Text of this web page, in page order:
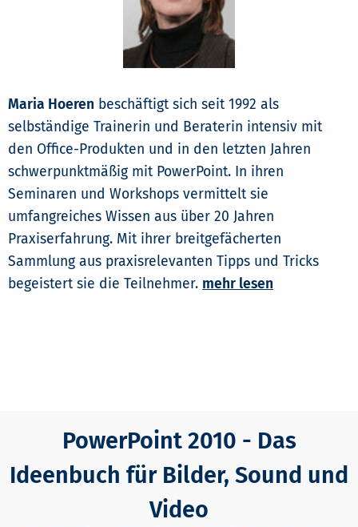
Maria Hoeren beschäftigt sich seit 1992 als
selbständige Trainerin und Beraterin intensiv mit
den Office-Produkten und in den letzten Jahren
schwerpunktmäßig mit PowerPoint. In ihren
Seminaren und Workshops vermittelt sie
umfangreiches Wissen aus über 20 Jahren
Praxiserfahrung. Mit ihrer breitgefächerten
Sammlung aus praxisrelevanten Tipps und Tricks
begeistert sie die Teilnehmer. mehr lesen
PowerPoint 2010 - Das
Ideenbuch für Bilder, Sound und
Video